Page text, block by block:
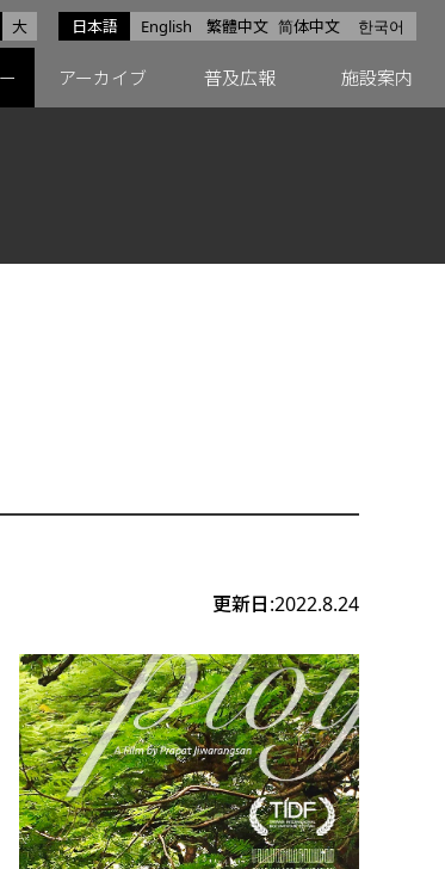
日本語 English 繁體中文 简体中文 한국어
大
facebook
X ースInstagram
アーカイブ 普及広報 施設案内
更新日:2022.8.24